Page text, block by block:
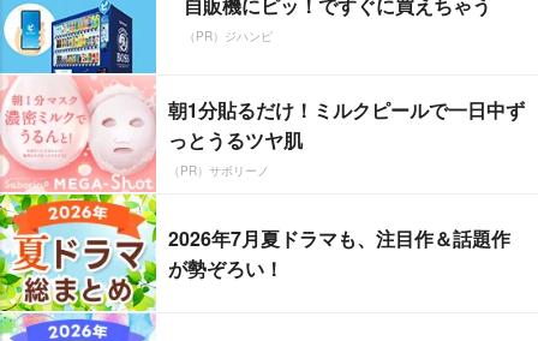
（PR）ジハンピ
朝1分貼るだけ！ミルクピールで一日中ず
っとうるツヤ肌
（PR）サボリーノ
2026年7月夏ドラマも、注目作＆話題作
が勢ぞろい！